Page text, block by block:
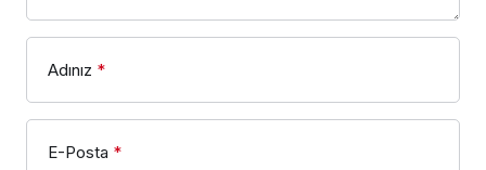
Adınız *
E-Posta *